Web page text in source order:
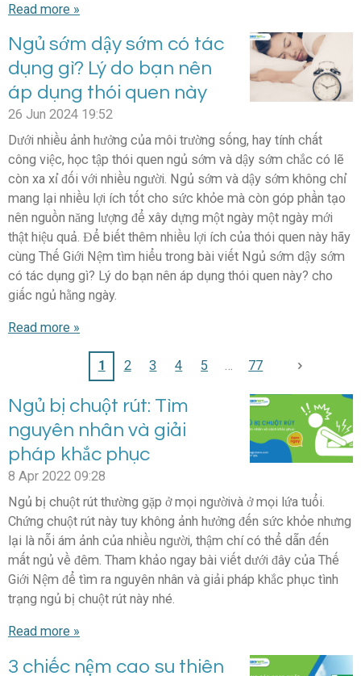
Read more »
Ngủ sớm dậy sớm có tác
dụng gì? Lý do bạn nên
áp dụng thói quen này
26 Jun 2024 19:52
Dưới nhiều ảnh hưởng của môi trường sống, hay tính chất
công việc, học tập thói quen ngủ sớm và dậy sớm chắc có lẽ
còn xa xỉ đối với nhiều người. Ngủ sớm và dậy sớm không chỉ
mang lại nhiều lợi ích tốt cho sức khỏe mà còn góp phần tạo
nên nguồn năng lượng để xây dựng một ngày một ngày mới
thật hiệu quả. Để biết thêm nhiều lợi ích của thói quen này hãy
cùng Thế Giới Nệm tìm hiểu trong bài viết Ngủ sớm dậy sớm
có tác dụng gì? Lý do bạn nên áp dụng thói quen này? cho
giấc ngủ hằng ngày.
Read more »
1 2 3 4 5 77
Ngủ bị chuột rút: Tìm
nguyên nhân và giải
pháp khắc phục
8 Apr 2022 09:28
Ngủ bị chuột rút thường gặp ở mọi ngườivà ở mọi lứa tuổi.
Chứng chuột rút này tuy không ảnh hưởng đến sức khỏe nhưng
lại là nỗi ám ảnh của nhiều người, thậm chí có thể dẫn đến
mất ngủ về đêm. Tham khảo ngay bài viết dưới đây của Thế
Giới Nệm để tìm ra nguyên nhân và giải pháp khắc phục tình
trạng ngủ bị chuột rút này nhé.
Read more »
3 chiếc nệm cao su thiên